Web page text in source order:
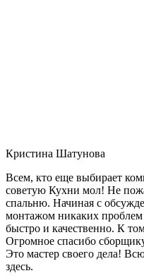
Кристина Шатунова
Всем, кто еще выбирает
советую Кухни мол! Не
спальню. Начиная с
монтажом никаких
быстро и качественно. К
Огромное спасибо
Это мастер своего дела!
здесь.